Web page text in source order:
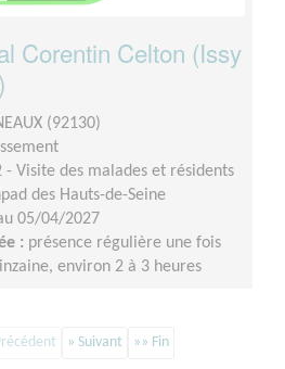
Corentin Celton (Issy
(92130)
- Visite des malades et résidents
des Hauts-de-Seine
05/04/2027
: présence régulière une fois
environ 2 à 3 heures
» Suivant »» Fin